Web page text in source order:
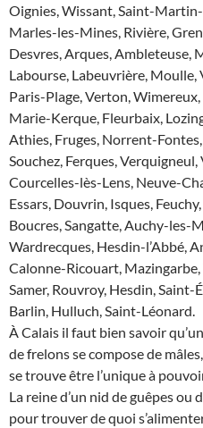
Oignies, Wissant, Saint-
Marles-les-Mines, Rivière,
Desvres, Arques, Ambleteuse,
Labourse, Labeuvrière,
Paris-Plage, Verton,
Marie-Kerque, Fleurbaix,
Athies, Fruges, Norrent-
Souchez, Ferques,
Courcelles-lès-Lens, Neuve-
Essars, Douvrin, Isques,
Boucres, Sangatte, Auchy-les-
Wardrecques, Hesdin-l’Abbé,
Calonne-Ricouart,
Samer, Rouvroy, Hesdin,
Barlin, Hulluch, Saint-Léonard.
À Calais il faut bien savoir
de frelons se compose de
se trouve être l’unique à
La reine d’un nid de guêpes ou
pour trouver de quoi